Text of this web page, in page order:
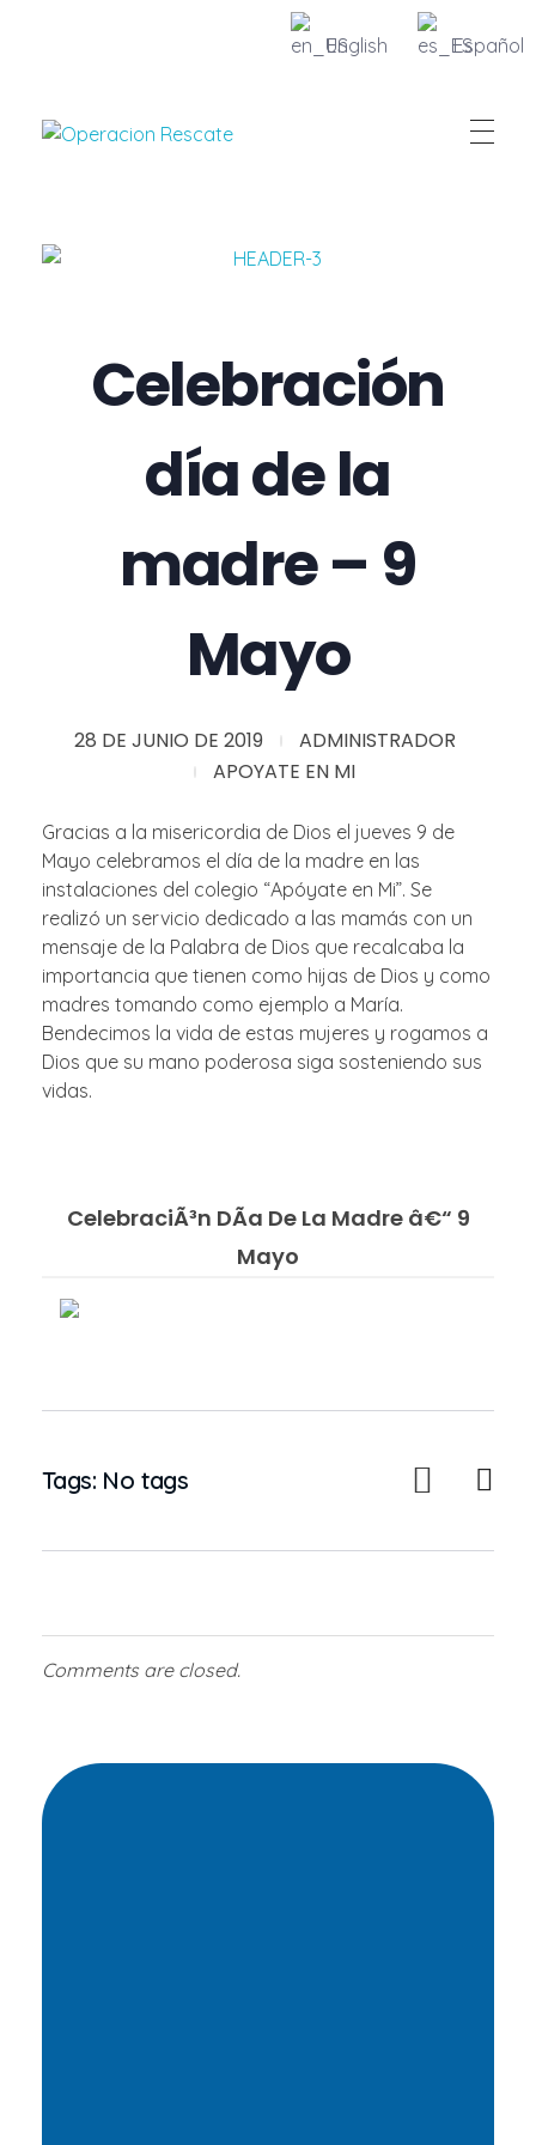
English Español
Celebración
día de la
madre – 9
Mayo
28 DE JUNIO DE 2019
ADMINISTRADOR
APOYATE EN MI
Gracias a la misericordia de Dios el jueves 9 de
Mayo celebramos el día de la madre en las
instalaciones del colegio “Apóyate en Mi”. Se
realizó un servicio dedicado a las mamás con un
mensaje de la Palabra de Dios que recalcaba la
importancia que tienen como hijas de Dios y como
madres tomando como ejemplo a María.
Bendecimos la vida de estas mujeres y rogamos a
Dios que su mano poderosa siga sosteniendo sus
vidas.
CelebraciÃ³n DÃ­a De La Madre â€“ 9
Mayo
Tags: No tags
Comments are closed.